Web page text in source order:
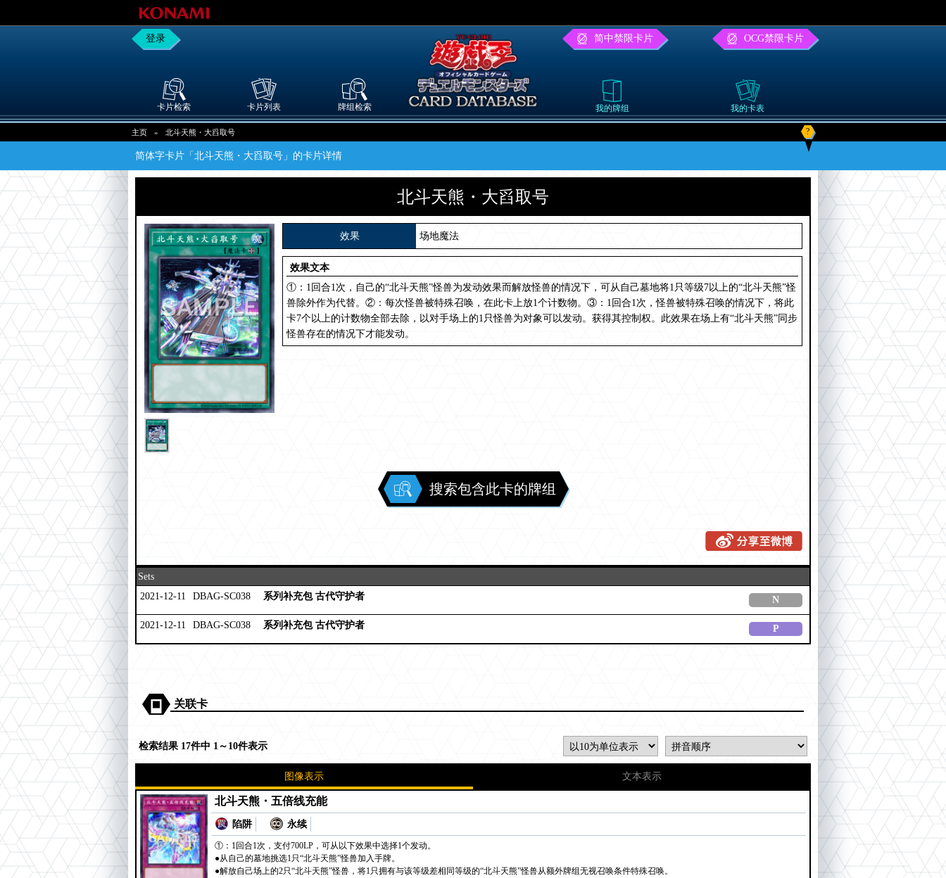
登录 简中禁限卡片 OCG禁限卡片
卡片检索 卡片列表 牌组检索 我的牌组 我的卡表
主页 » 北斗天熊・大舀取号 ?
简体字卡片「北斗天熊・大舀取号」的卡片详情
北斗天熊・大舀取号
效果 场地魔法
效果文本
①：1回合1次，自己的“北斗天熊”怪兽为发动效果而解放怪兽的情况下，可从自己墓地将1只等级7以上的“北斗天熊”怪
兽除外作为代替。②：每次怪兽被特殊召唤，在此卡上放1个计数物。③：1回合1次，怪兽被特殊召唤的情况下，将此
卡7个以上的计数物全部去除，以对手场上的1只怪兽为对象可以发动。获得其控制权。此效果在场上有“北斗天熊”同步
怪兽存在的情况下才能发动。
搜索包含此卡的牌组
Sets
2021-12-11
DBAG-SC038 系列补充包 古代守护者 N
2021-12-11 DBAG-SC038 系列补充包 古代守护者 P
关联卡
检索结果 17件中 1～10件表示
图像表示 文本表示
北斗天熊・五倍线充能
陷阱 永续
①：1回合1次，支付700LP，可从以下效果中选择1个发动。
●从自己的墓地挑选1只“北斗天熊”怪兽加入手牌。
●解放自己场上的2只“北斗天熊”怪兽，将1只拥有与该等级差相同等级的“北斗天熊”怪兽从额外牌组无视召唤条件特殊召唤。